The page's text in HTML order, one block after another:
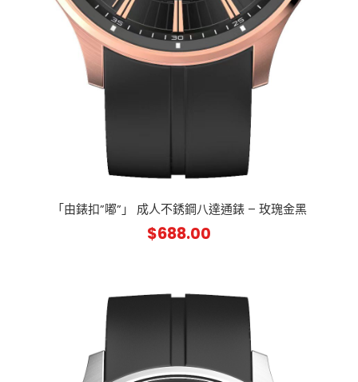
「由錶扣”嘟”」 成人不銹鋼八達通錶 – 玫瑰金黑
$688.00